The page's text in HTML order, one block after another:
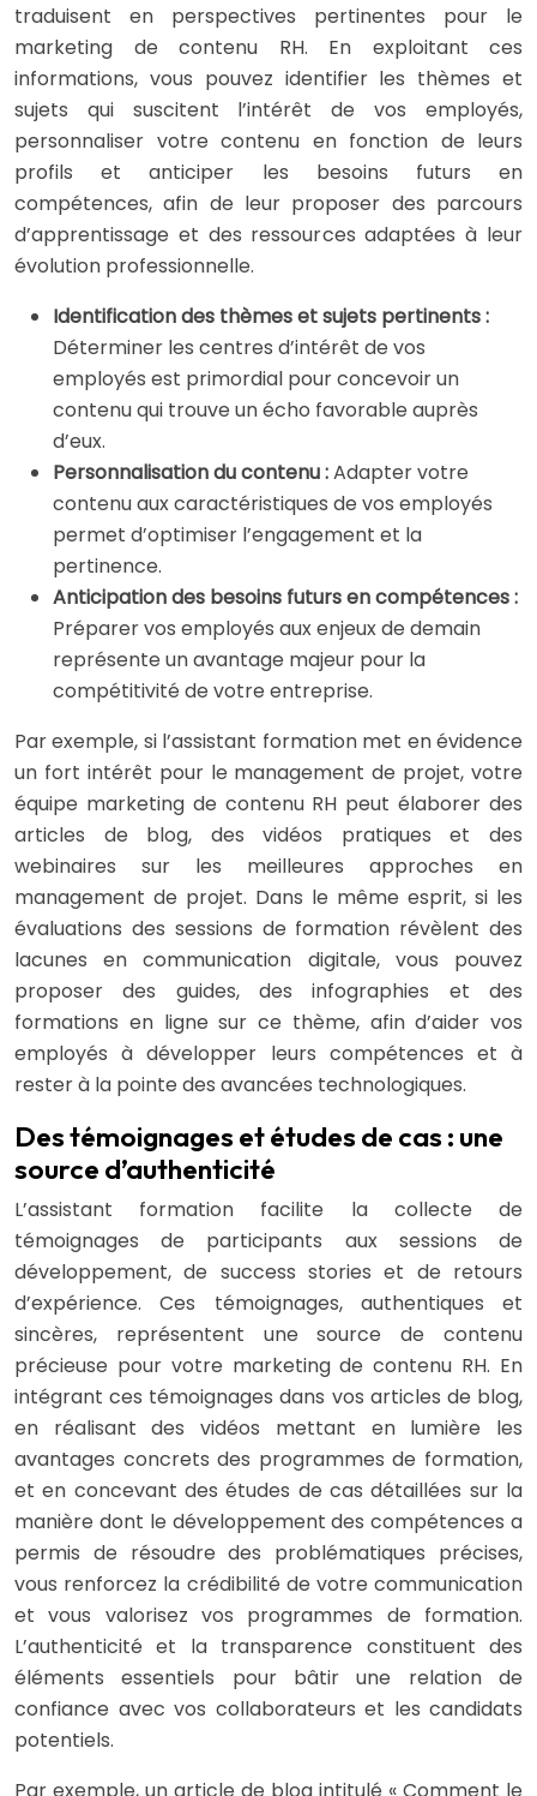
traduisent en perspectives pertinentes pour le
marketing de contenu RH. En exploitant ces
informations, vous pouvez identifier les thèmes et
sujets qui suscitent l’intérêt de vos employés,
personnaliser votre contenu en fonction de leurs
profils et anticiper les besoins futurs en
compétences, afin de leur proposer des parcours
d’apprentissage et des ressources adaptées à leur
évolution professionnelle.
Identification des thèmes et sujets pertinents :
Déterminer les centres d’intérêt de vos
employés est primordial pour concevoir un
contenu qui trouve un écho favorable auprès
d’eux.
Personnalisation du contenu :Adapter votre
contenu aux caractéristiques de vos employés
permet d’optimiser l’engagement et la
pertinence.
Anticipation des besoins futurs en compétences :
Préparer vos employés aux enjeux de demain
représente un avantage majeur pour la
compétitivité de votre entreprise.
Par exemple, si l’assistant formation met en évidence
un fort intérêt pour le management de projet, votre
équipe marketing de contenu RH peut élaborer des
articles de blog, des vidéos pratiques et des
webinaires sur les meilleures approches en
management de projet. Dans le même esprit, si les
évaluations des sessions de formation révèlent des
lacunes en communication digitale, vous pouvez
proposer des guides, des infographies et des
formations en ligne sur ce thème, afin d’aider vos
employés à développer leurs compétences et à
rester à la pointe des avancées technologiques.
Des témoignages et études de cas : une
source d’authenticité
L’assistant formation facilite la collecte de
témoignages de participants aux sessions de
développement, de success stories et de retours
d’expérience. Ces témoignages, authentiques et
sincères, représentent une source de contenu
précieuse pour votre marketing de contenu RH. En
intégrant ces témoignages dans vos articles de blog,
en réalisant des vidéos mettant en lumière les
avantages concrets des programmes de formation,
et en concevant des études de cas détaillées sur la
manière dont le développement des compétences a
permis de résoudre des problématiques précises,
vous renforcez la crédibilité de votre communication
et vous valorisez vos programmes de formation.
L’authenticité et la transparence constituent des
éléments essentiels pour bâtir une relation de
confiance avec vos collaborateurs et les candidats
potentiels.